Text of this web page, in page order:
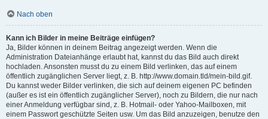
Nach oben
Kann ich Bilder in meine Beiträge einfügen?
Ja, Bilder können in deinem Beitrag angezeigt werden. Wenn die
Administration Dateianhänge erlaubt hat, kannst du das Bild auch direkt
hochladen. Ansonsten musst du zu einem Bild verlinken, das auf einem
öffentlich zugänglichen Server liegt, z. B. http://www.domain.tld/mein-bild.gif.
Du kannst weder Bilder verlinken, die sich auf deinem eigenen PC befinden
(außer es ist ein öffentlich zugänglicher Server), noch zu Bildern, die nur nach
einer Anmeldung verfügbar sind, z. B. Hotmail- oder Yahoo-Mailboxen, mit
einem Passwort geschützte Seiten usw. Um das Bild anzuzeigen, benutze den